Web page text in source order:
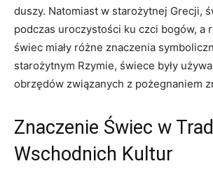
duszy. Natomiast ⁣w starożytnej Grecji,
podczas uroczystości ku czci‍ bogów, a
świec miały różne znaczenia‌
starożytnym Rzymie, świece były
obrzędów związanych⁢ z pożegnaniem
Znaczenie Świec w
Wschodnich Kultur